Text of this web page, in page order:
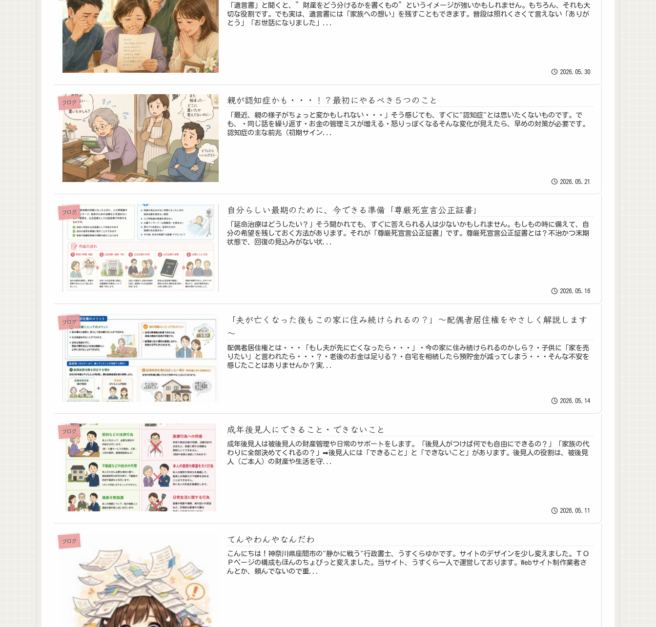
「遺言書」と聞くと、”財産をどう分けるかを書くもの”というイメージが強いかもしれません。もちろん、それも大
切な役割です。でも実は、遺言書には「家族への想い」を残すこともできます。普段は照れくさくて言えない「ありが
とう」「お世話になりました」...
2026.05.30
ブログ 親が認知症かも・・・！？最初にやるべき５つのこと
「最近、親の様子がちょっと変かもしれない・・・」そう感じても、すぐに"認知症"とは思いたくないものです。で
も、・同じ話を繰り返す・お金の管理ミスが増える・怒りっぽくなるそんな変化が見えたら、早めの対策が必要です。
認知症の主な前兆（初期サイン...
2026.05.21
ブログ 自分らしい最期のために、今できる準備「尊厳死宣言公正証書」
「延命治療はどうしたい？」そう聞かれても、すぐに答えられる人は少ないかもしれません。もしもの時に備えて、自
分の希望を残しておく方法があります。それが「尊厳死宣言公正証書」です。尊厳死宣言公正証書とは？不治かつ末期
状態で、回復の見込みがない状...
2026.05.16
ブログ
「夫が亡くなった後もこの家に住み続けられるの？」～配偶者居住権をやさしく解説します
～
配偶者居住権とは・・・「もし夫が先に亡くなったら・・・」・今の家に住み続けられるのかしら？・子供に「家を売
りたい」と言われたら・・・？・老後のお金は足りる？・自宅を相続したら預貯金が減ってしまう・・・そんな不安を
感じたことはありませんか？実...
2026.05.14
ブログ 成年後見人にできること・できないこと
成年後見人は被後見人の財産管理や日常のサポートをします。「後見人がつけば何でも自由にできるの？」「家族の代
わりに全部決めてくれるの？」➡後見人には「できること」と「できないこと」があります。後見人の役割は、被後見
人（ご本人）の財産や生活を守...
2026.05.11
ブログ てんやわんやなんだわ
こんにちは！神奈川県座間市の"静かに戦う"行政書士、うすくらゆかです。サイトのデザインを少し変えました。ＴＯ
Ｐページの構成もほんのちょぴっと変えました。当サイト、うすくら一人で運営しております。Webサイト制作業者さ
んとか、頼んでないので重...